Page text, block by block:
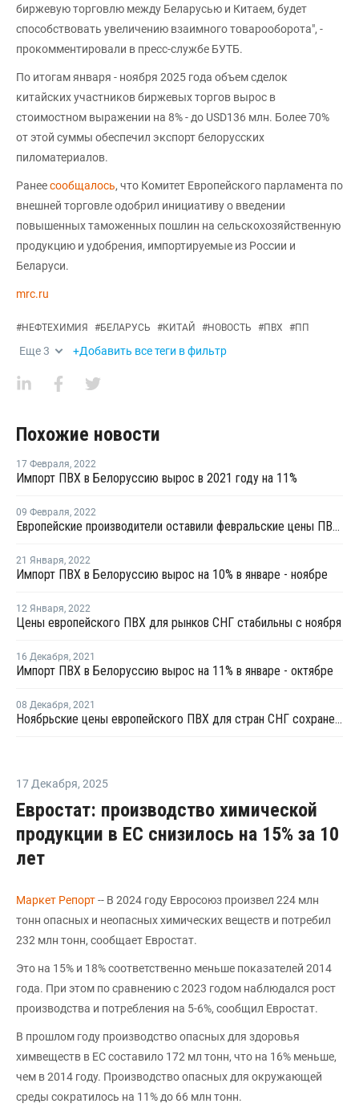
биржевую торговлю между Беларусью и Китаем, будет
способствовать увеличению взаимного товарооборота", -
прокомментировали в пресс-службе БУТБ.
По итогам января - ноября 2025 года объем сделок
китайских участников биржевых торгов вырос в
стоимостном выражении на 8% - до USD136 млн. Более 70%
от этой суммы обеспечил экспорт белорусских
пиломатериалов.
Ранеесообщалось, что Комитет Европейского парламента по
внешней торговле одобрил инициативу о введении
повышенных таможенных пошлин на сельскохозяйственную
продукцию и удобрения, импортируемые из России и
Беларуси.
mrc.ru
#НЕФТЕХИМИЯ #БЕЛАРУСЬ #КИТАЙ #НОВОСТЬ #ПВХ #ПП
Еще3 +Добавить все теги в фильтр
Похожие новости
17 Февраля, 2022
Импорт ПВХ в Белоруссию вырос в 2021 году на 11%
09 Февраля, 2022
Европейские производители оставили февральские цены ПВХ для рынков стран СНГ на уровне января
21 Января, 2022
Импорт ПВХ в Белоруссию вырос на 10% в январе - ноябре
12 Января, 2022
Цены европейского ПВХ для рынков СНГ стабильны с ноября
16 Декабря, 2021
Импорт ПВХ в Белоруссию вырос на 11% в январе - октябре
08 Декабря, 2021
Ноябрьские цены европейского ПВХ для стран СНГ сохранены на декабрь
17 Декабря, 2025
Евростат: производство химической
продукции в ЕС снизилось на 15% за 10
лет
Маркет Репорт-- В 2024 году Евросоюз произвел 224 млн
тонн опасных и неопасных химических веществ и потребил
232 млн тонн, сообщает Евростат.
Это на 15% и 18% соответственно меньше показателей 2014
года. При этом по сравнению с 2023 годом наблюдался рост
производства и потребления на 5-6%, сообщил Евростат.
В прошлом году производство опасных для здоровья
химвеществ в ЕС составило 172 мл тонн, что на 16% меньше,
чем в 2014 году. Производство опасных для окружающей
среды сократилось на 11% до 66 млн тонн.